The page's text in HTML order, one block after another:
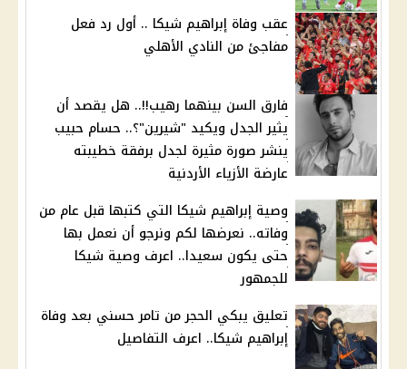
عقب وفاة إبراهيم شيكا .. أول رد فعل
مفاجئ من النادي الأهلي
فارق السن بينهما رهيب!!.. هل يقصد أن
يثير الجدل ويكيد "شيرين"؟.. حسام حبيب
ينشر صورة مثيرة لجدل برفقة خطيبته
عارضة الأزياء الأردنية
وصية إبراهيم شيكا التي كتبها قبل عام من
وفاته.. نعرضها لكم ونرجو أن نعمل بها
حتى يكون سعيدا.. اعرف وصية شيكا
للجمهور
تعليق يبكي الحجر من تامر حسني بعد وفاة
إبراهيم شيكا.. اعرف التفاصيل